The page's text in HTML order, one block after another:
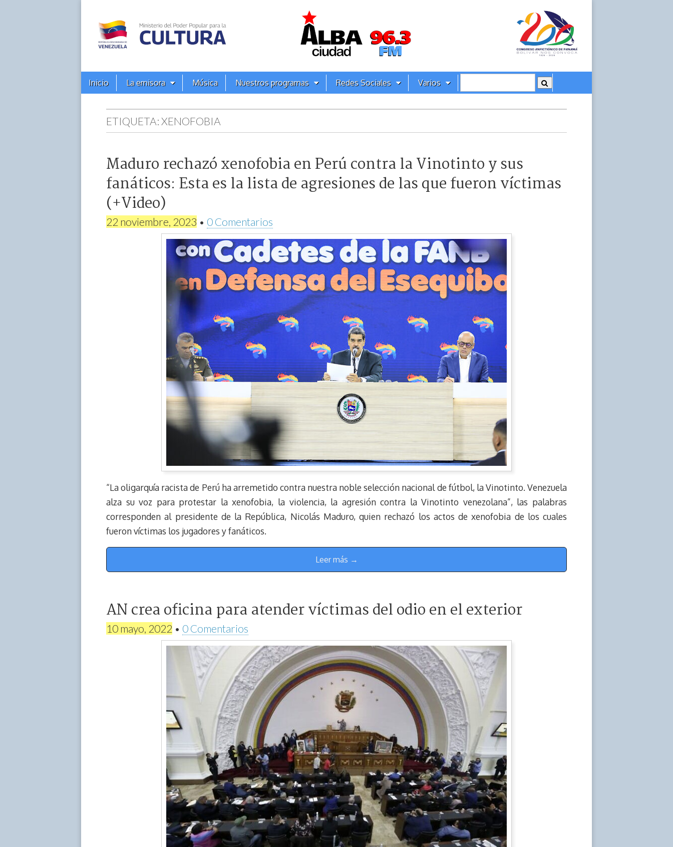
Alba
Ciudad
96.3
FM
Menú
principal
Inicio La emisora Música Nuestros programas Redes Sociales Varios
ETIQUETA: XENOFOBIA
Maduro rechazó xenofobia en Perú contra la Vinotinto y sus
fanáticos: Esta es la lista de agresiones de las que fueron víctimas
(+Video)
22 noviembre, 2023 • 0 Comentarios
“La oligarquía racista de Perú ha arremetido contra nuestra noble selección nacional de fútbol, la Vinotinto. Venezuela
alza su voz para protestar la xenofobia, la violencia, la agresión contra la Vinotinto venezolana”, las palabras
corresponden al presidente de la República, Nicolás Maduro, quien rechazó los actos de xenofobia de los cuales
fueron víctimas los jugadores y fanáticos.
Leer más →
AN crea oficina para atender víctimas del odio en el exterior
10 mayo, 2022 • 0 Comentarios